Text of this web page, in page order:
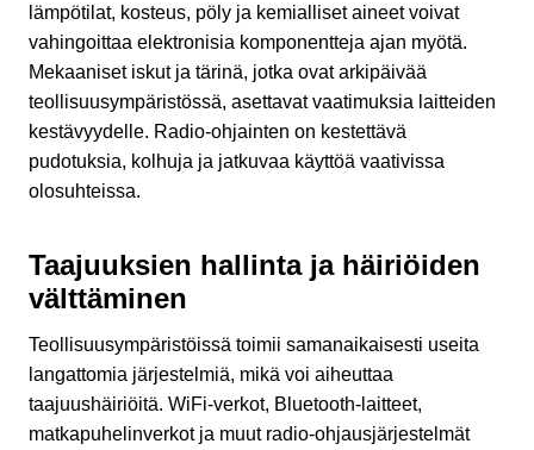
lämpötilat, kosteus, pöly ja kemialliset aineet voivat
vahingoittaa elektronisia komponentteja ajan myötä.
Mekaaniset iskut ja tärinä, jotka ovat arkipäivää
teollisuusympäristössä, asettavat vaatimuksia laitteiden
kestävyydelle. Radio-ohjainten on kestettävä
pudotuksia, kolhuja ja jatkuvaa käyttöä vaativissa
olosuhteissa.
Taajuuksien hallinta ja häiriöiden
välttäminen
Teollisuusympäristöissä toimii samanaikaisesti useita
langattomia järjestelmiä, mikä voi aiheuttaa
taajuushäiriöitä. WiFi-verkot, Bluetooth-laitteet,
matkapuhelinverkot ja muut radio-ohjausjärjestelmät